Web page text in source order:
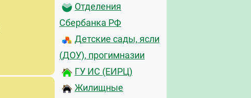
Отделения
Сбербанка РФ
Детские сады, ясли
(ДОУ), прогимназии
ГУ ИС (ЕИРЦ)
Жилищные